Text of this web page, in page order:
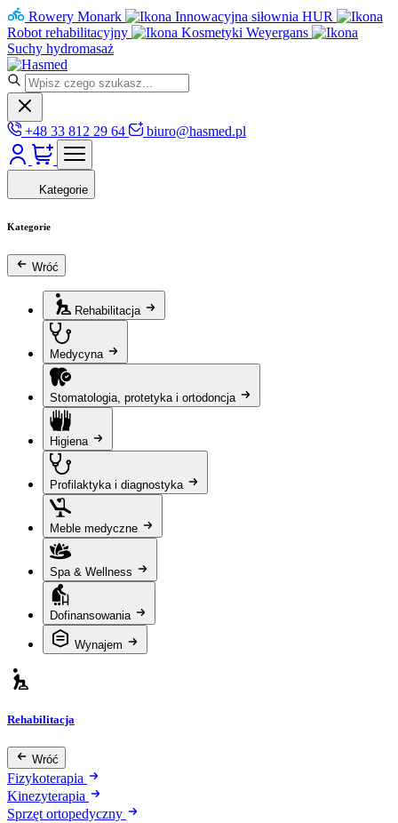
Rowery Monark
Innowacyjna siłownia HUR
Robot rehabilitacyjny
Kosmetyki Weyergans
Suchy hydromasaż
+48 33 812 29 64 biuro@hasmed.pl
Kategorie
Kategorie
Wróć
Rehabilitacja
Medycyna
Stomatologia, protetyka i ortodoncja
Higiena
Profilaktyka i diagnostyka
Meble medyczne
Spa & Wellness
Dofinansowania
Wynajem
Rehabilitacja
Wróć
Fizykoterapia
Kinezyterapia
Sprzęt ortopedyczny